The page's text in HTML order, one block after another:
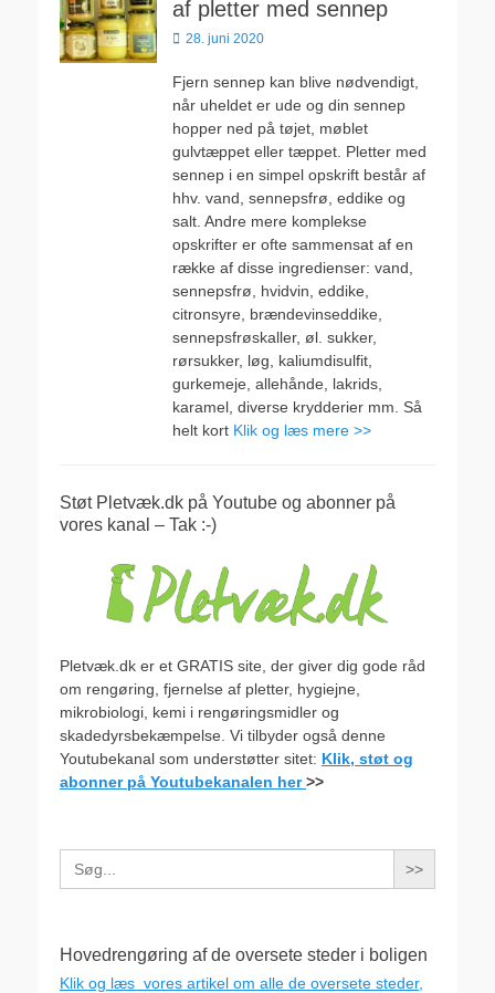
af pletter med sennep
Udgivet
28. juni 2020
Fjern sennep kan blive nødvendigt,
når uheldet er ude og din sennep
hopper ned på tøjet, møblet
gulvtæppet eller tæppet. Pletter med
sennep i en simpel opskrift består af
hhv. vand, sennepsfrø, eddike og
salt. Andre mere komplekse
opskrifter er ofte sammensat af en
række af disse ingredienser: vand,
sennepsfrø, hvidvin, eddike,
citronsyre, brændevinseddike,
sennepsfrøskaller, øl. sukker,
rørsukker, løg, kaliumdisulfit,
gurkemeje, allehånde, lakrids,
karamel, diverse krydderier mm. Så
helt kort Klik og læs mere >>
Støt Pletvæk.dk på Youtube og abonner på
vores kanal – Tak :-)
Pletvæk.dk er et GRATIS site, der giver dig gode råd
om rengøring, fjernelse af pletter, hygiejne,
mikrobiologi, kemi i rengøringsmidler og
skadedyrsbekæmpelse. Vi tilbyder også denne
Youtubekanal som understøtter sitet: Klik, støt og
abonner på Youtubekanalen her>>
Search
for:
Hovedrengøring af de oversete steder i boligen
Klik og læs vores artikel om alle de oversete steder,